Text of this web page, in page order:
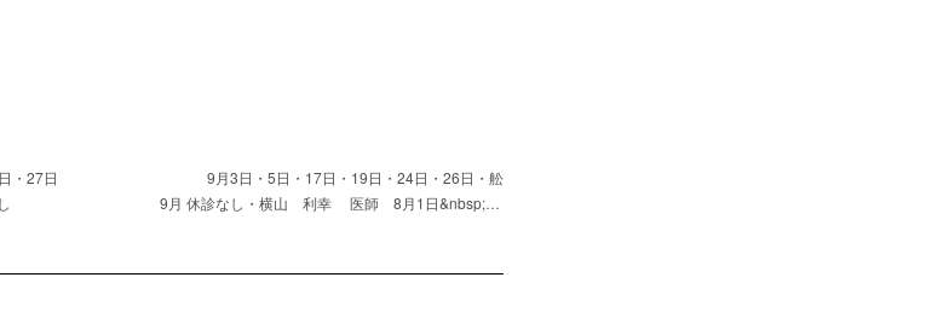
22日・27日 9月3日・5日・17日・19日・24日・26日・舩
診なし 9月 休診なし・横山 利幸 医師 8月1日&nbsp;…